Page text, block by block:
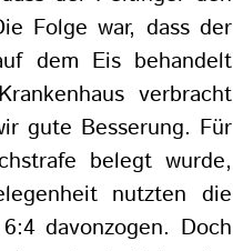
Folge war, dass der
dem Eis behandelt
verbracht
gute Besserung. Für
belegt wurde,
nutzten die
davonzogen. Doch